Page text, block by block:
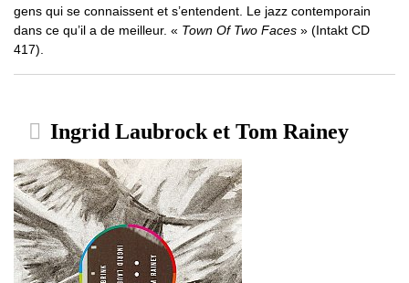
gens qui se connaissent et s’entendent. Le jazz contemporain
dans ce qu’il a de meilleur. « Town Of Two Faces » (Intakt CD
417).
Ingrid Laubrock et Tom Rainey